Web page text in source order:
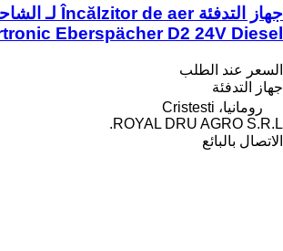
Eberspächer D2 24V Diesel
السعر عند الطلب
جهاز التدفئة
رومانيا، Cristesti
ROYAL DRU AGRO S.R.L.
الاتصال بالبائع